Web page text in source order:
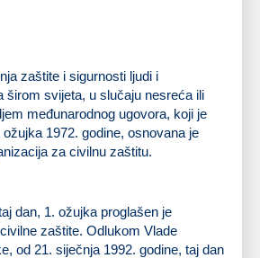
zaštite i sigurnosti ljudi i
širom svijeta, u slučaju nesreća ili
međunarodnog ugovora, koji je
1972. godine, osnovana je
za civilnu zaštitu.
dan, 1. ožujka proglašen je
zaštite. Odlukom Vlade
od 21. siječnja 1992. godine, taj dan